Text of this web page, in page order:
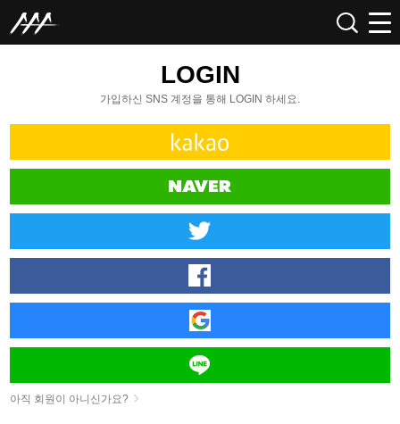
LOGIN
가입하신 SNS 계정을 통해 LOGIN 하세요.
아직 회원이 아니신가요?